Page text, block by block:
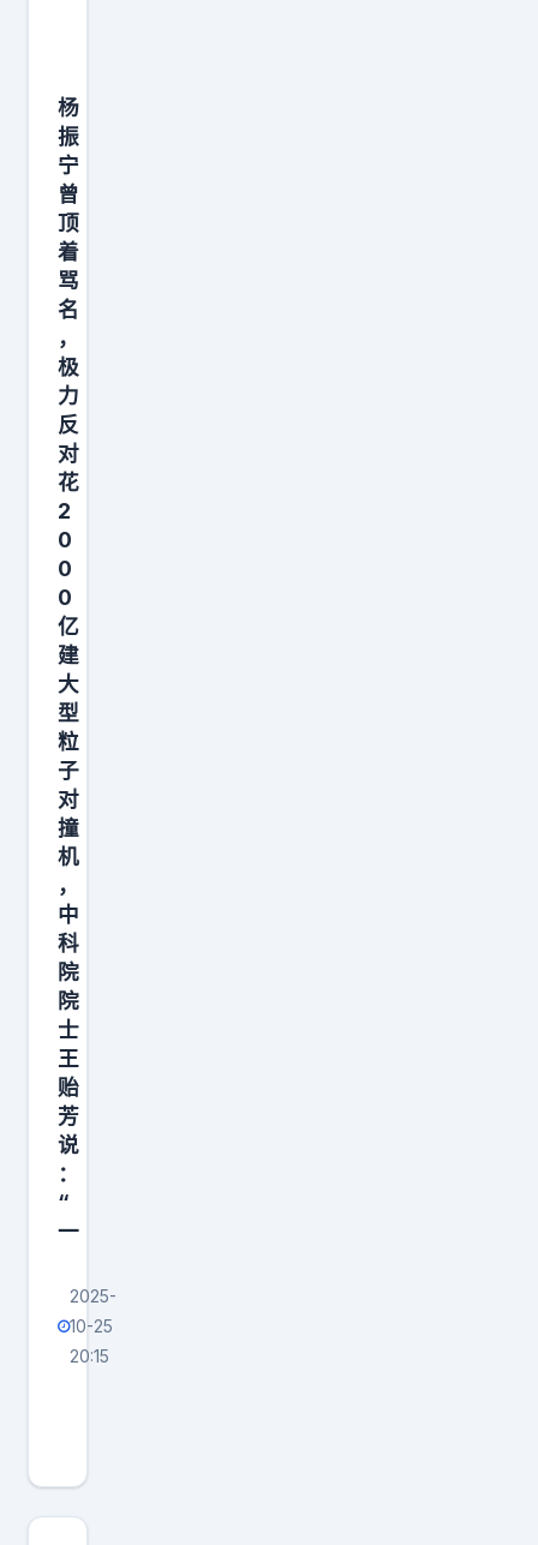
叶
文
洁
，
未
经
允
许
便
向
宇
宙
深
处
发
射
了
一
组
电
波
信
号
，
八
年
后
杨
振
宁
曾
顶
着
骂
名
，
极
力
反
对
花
2
0
0
0
亿
建
大
型
粒
子
对
撞
机
，
中
科
院
院
士
王
贻
芳
说
：
“
一
2025-
10-25
20:15
曾
顶